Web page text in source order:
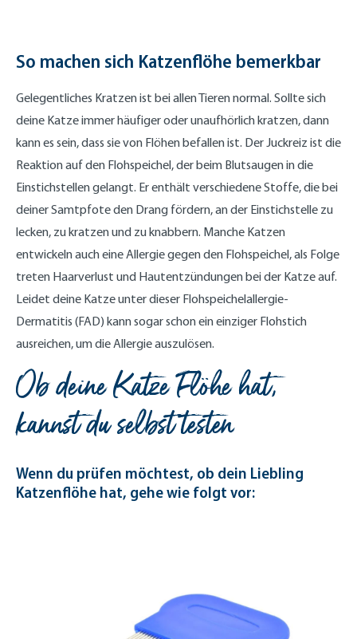
So machen sich Katzenflöhe bemerkbar
Gelegentliches Kratzen ist bei allen Tieren normal. Sollte sich
deine Katze immer häufiger oder unaufhörlich kratzen, dann
kann es sein, dass sie von Flöhen befallen ist. Der Juckreiz ist die
Reaktion auf den Flohspeichel, der beim Blutsaugen in die
Einstichstellen gelangt. Er enthält verschiedene Stoffe, die bei
deiner Samtpfote den Drang fördern, an der Einstichstelle zu
lecken, zu kratzen und zu knabbern. Manche Katzen
entwickeln auch eine Allergie gegen den Flohspeichel, als Folge
treten Haarverlust und Hautentzündungen bei der Katze auf.
Leidet deine Katze unter dieser Flohspeichelallergie-
Dermatitis (FAD) kann sogar schon ein einziger Flohstich
ausreichen, um die Allergie auszulösen.
Ob deine Katze Flöhe hat,
kannst du selbst testen
Wenn du prüfen möchtest, ob dein Liebling
Katzenflöhe hat, gehe wie folgt vor: